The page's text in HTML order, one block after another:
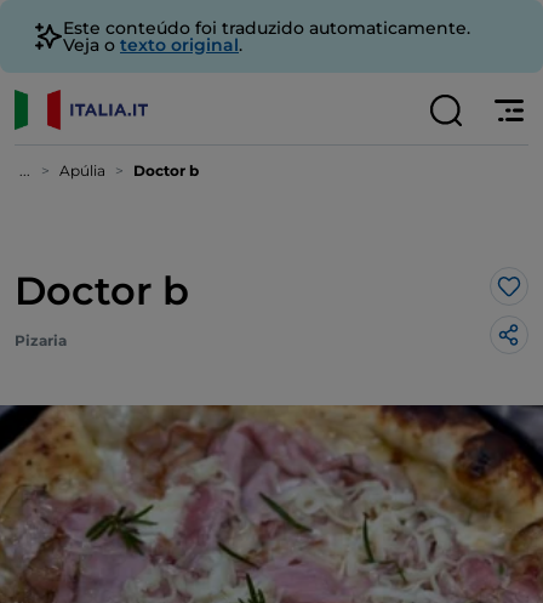
Este conteúdo foi traduzido automaticamente.
Veja o texto original.
... Apúlia Doctor b
Doctor b
Pizaria